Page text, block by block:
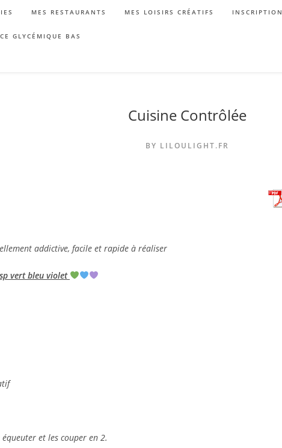
MES RESTAURANTS MES LOISIRS CRÉATIFS INSCRIPTION
GLYCÉMIQUE BAS
Cuisine Contrôlée
BY LILOULIGHT.FR
addictive, facile et rapide à réaliser
vert bleu violet
et les couper en 2.